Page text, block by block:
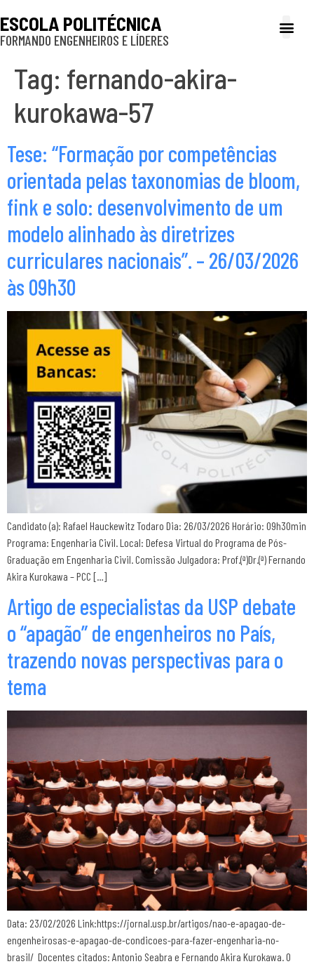
ESCOLA POLITÉCNICA
FORMANDO ENGENHEIROS E LÍDERES
Tag: fernando-akira-
kurokawa-57
Tese: “Formação por competências
orientada pelas taxonomias de bloom,
fink e solo: desenvolvimento de um
modelo alinhado às diretrizes
curriculares nacionais”. – 26/03/2026
às 09h30
Candidato (a): Rafael Hauckewitz Todaro Dia: 26/03/2026 Horário: 09h30min
Programa: Engenharia Civil. Local: Defesa Virtual do Programa de Pós-
Graduação em Engenharia Civil. Comissão Julgadora: Prof.(ª)Dr.(ª) Fernando
Akira Kurokawa – PCC […]
Artigo de especialistas da USP debate
o “apagão” de engenheiros no País,
trazendo novas perspectivas para o
tema
Data: 23/02/2026 Link:https://jornal.usp.br/artigos/nao-e-apagao-de-
engenheirosas-e-apagao-de-condicoes-para-fazer-engenharia-no-
brasil/ Docentes citados: Antonio Seabra e Fernando Akira Kurokawa. O